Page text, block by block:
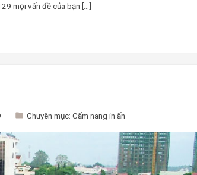
mọi vấn đề của bạn […]
Chuyên mục: Cẩm nang in ấn